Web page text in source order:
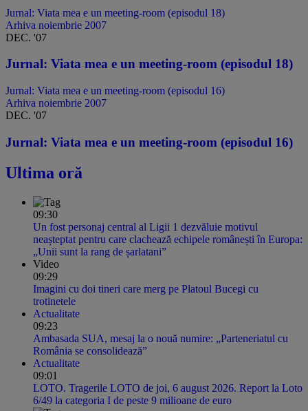
Jurnal: Viata mea e un meeting-room (episodul 18)
Arhiva noiembrie 2007
DEC. '07
Jurnal: Viata mea e un meeting-room (episodul 18)
Jurnal: Viata mea e un meeting-room (episodul 16)
Arhiva noiembrie 2007
DEC. '07
Jurnal: Viata mea e un meeting-room (episodul 16)
Ultima oră
09:30
Un fost personaj central al Ligii 1 dezvăluie motivul
neașteptat pentru care clachează echipele românești în Europa:
„Unii sunt la rang de șarlatani”
Video
09:29
Imagini cu doi tineri care merg pe Platoul Bucegi cu
trotinetele
Actualitate
09:23
Ambasada SUA, mesaj la o nouă numire: „Parteneriatul cu
România se consolidează”
Actualitate
09:01
LOTO. Tragerile LOTO de joi, 6 august 2026. Report la Loto
6/49 la categoria I de peste 9 milioane de euro